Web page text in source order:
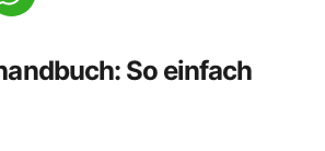
So einfach